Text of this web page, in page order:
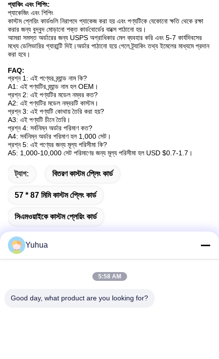
প্যাকিং এবং শিপিং:
প্যাকেজিং এবং শিপিং
কাস্টম প্লেয়িং কার্ডগুলি নিরাপদে প্যাকেজ করা হয় এবং পণ্যটিকে যেকোনো ক্ষতি থেকে রক্ষা
করার জন্য বুদ্বুদ মোড়ানো শক্ত কার্ডবোর্ডের বাক্সে পাঠানো হয়।
আমরা সমস্ত অর্ডারের জন্য USPS অগ্রাধিকার মেল ব্যবহার করি এবং 5-7 কার্যদিবসের
মধ্যে ডেলিভারির গ্যারান্টি দিই।অর্ডার পাঠানো হয়ে গেলে ট্র্যাকিং তথ্য ইমেলের মাধ্যমে প্রদান
করা হবে।
FAQ:
প্রশ্ন 1: এই পণ্যের ব্র্যান্ড নাম কি?
A1: এই পণ্যটির ব্র্যান্ড নাম হল OEM।
প্রশ্ন 2: এই পণ্যটির মডেল নম্বর কত?
A2: এই পণ্যটির মডেল নম্বরটি কাস্টম।
প্রশ্ন 3: এই পণ্যটি কোথায় তৈরি করা হয়?
A3: এই পণ্যটি চীনে তৈরি।
প্রশ্ন 4: সর্বনিম্ন অর্ডার পরিমাণ কত?
A4: সর্বনিম্ন অর্ডার পরিমাণ হল 1,000 সেট।
প্রশ্ন 5: এই পণ্যের জন্য মূল্য পরিসীমা কি?
A5: 1,000-10,000 সেট পরিমাণের জন্য মূল্য পরিসীমা হল USD $0.7-1.7।
ট্যাগ: বিতরণ কাস্টম প্লেিং কার্ড
57 * 87 মিমি কাস্টম প্লেিং কার্ড
সিএমওয়াইকে কাস্টম প্লেয়িং কার্ড
ঠিকানা
Yuhua
5:58 AM
Good day, what product are you looking for?